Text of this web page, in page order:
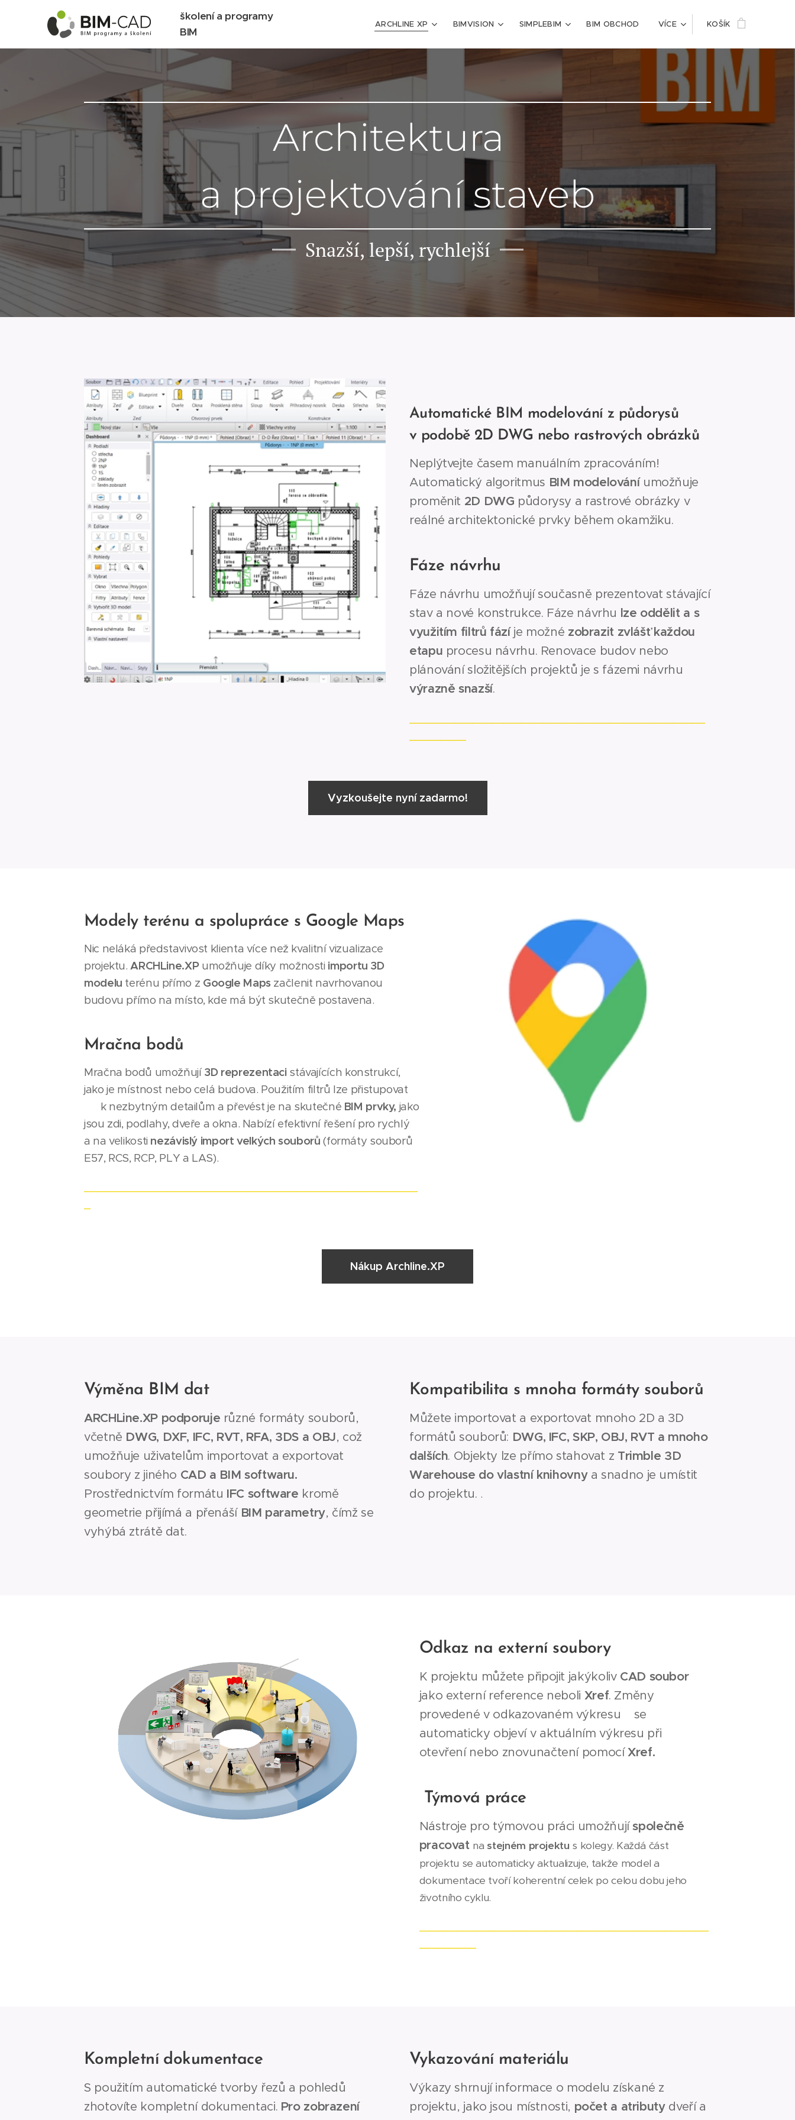
školení a programy
BIM
ARCHLINE XP BIMVISION SIMPLEBIM BIM OBCHOD VÍCE KOŠÍK
Architektura
a projektování staveb
Snazší, lepší, rychlejší
Automatické BIM modelování z půdorysů
v podobě 2D DWG nebo rastrových obrázků
Neplýtvejte časem manuálním zpracováním!
Automatický algoritmus BIM modelováníumožňuje
proměnit 2D DWG půdorysy a rastrové obrázky v
reálné architektonické prvky během okamžiku.
Fáze návrhu
Fáze návrhu umožňují současně prezentovat stávající
stav a nové konstrukce. Fáze návrhu lze oddělit a s
využitím filtrů fázíje možné zobrazit zvlášť každou
etapu procesu návrhu. Renovace budov nebo
plánování složitějších projektů je s fázemi návrhu
výrazně snazší.
Vyzkoušejte nyní zadarmo!
Modely terénu a spolupráce s Google Maps
Nic neláká představivost klienta více než kvalitní vizualizace
projektu.ARCHLine.XPumožňuje díky možnosti importu 3D
modelu terénu přímo z Google Maps začlenit navrhovanou
budovu přímo na místo, kde má být skutečně postavena.
Mračna bodů
Mračna bodů umožňují3D reprezentaci stávajících konstrukcí,
jako je místnost nebo celá budova. Použitím filtrů lze přistupovat
k nezbytným detailům a převést je na skutečné BIM prvky, jako
jsou zdi, podlahy, dveře a okna. Nabízí efektivní řešení pro rychlý
a na velikosti nezávislý import velkých souborů (formáty souborů
E57, RCS, RCP, PLY a LAS).
Nákup Archline.XP
Výměna BIM dat
ARCHLine.XP podporuje různé formáty souborů,
včetně DWG, DXF, IFC, RVT, RFA, 3DS a OBJ, což
umožňuje uživatelům importovat a exportovat
soubory z jiného CAD a BIM softwaru.
Prostřednictvím formátu IFC software kromě
geometrie přijímá a přenášíBIM parametry, čímž se
vyhýbá ztrátě dat.
Kompatibilita s mnoha formáty souborů
Můžete importovat a exportovat mnoho 2D a 3D
formátů souborů: DWG, IFC, SKP, OBJ, RVT a mnoho
dalších. Objekty lze přímo stahovat z Trimble 3D
Warehouse do vlastní knihovnya snadno je umístit
do projektu. .
Odkaz na externí soubory
K projektu můžete připojit jakýkoliv CAD soubor
jako externí reference neboli Xref. Změny
provedené v odkazovaném výkresu se
automaticky objeví v aktuálním výkresu při
otevření nebo znovunačtení pomocíXref.
Týmová práce
Nástroje pro týmovou práci umožňujíspolečně
pracovat nastejném projektu s kolegy. Každá část
projektu se automaticky aktualizuje, takže model a
dokumentace tvoří koherentní celek po celou dobu jeho
životního cyklu.
Kompletní dokumentace
S použitím automatické tvorby řezů a pohledů
zhotovíte kompletní dokumentaci. Pro zobrazení
Vykazování materiálu
Výkazy shrnují informace o modelu získané z
projektu, jako jsou místnosti, počet a atributydveří a